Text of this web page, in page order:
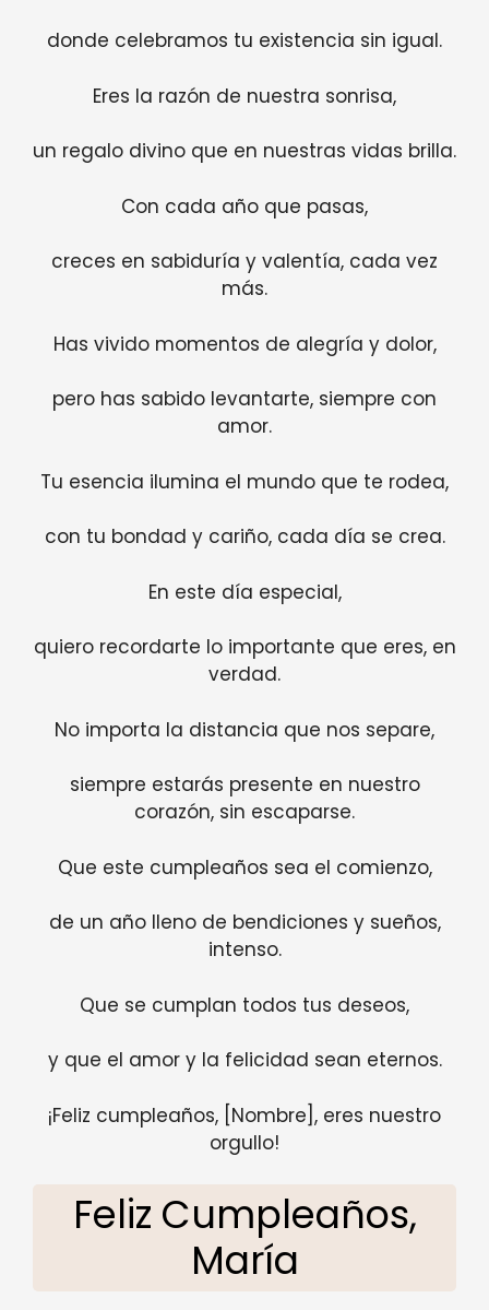
donde celebramos tu existencia sin igual.
Eres la razón de nuestra sonrisa,
un regalo divino que en nuestras vidas brilla.
Con cada año que pasas,
creces en sabiduría y valentía, cada vez
más.
Has vivido momentos de alegría y dolor,
pero has sabido levantarte, siempre con
amor.
Tu esencia ilumina el mundo que te rodea,
con tu bondad y cariño, cada día se crea.
En este día especial,
quiero recordarte lo importante que eres, en
verdad.
No importa la distancia que nos separe,
siempre estarás presente en nuestro
corazón, sin escaparse.
Que este cumpleaños sea el comienzo,
de un año lleno de bendiciones y sueños,
intenso.
Que se cumplan todos tus deseos,
y que el amor y la felicidad sean eternos.
¡Feliz cumpleaños, [Nombre], eres nuestro
orgullo!
Feliz Cumpleaños,
María